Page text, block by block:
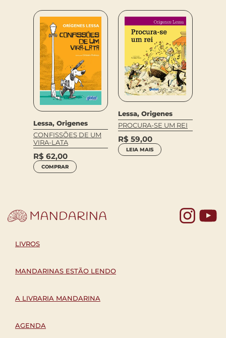
Lessa, Origenes
CONFISSÕES DE UM
VIRA-LATA
R$ 62,00
COMPRAR
Lessa, Origenes
PROCURA-SE UM REI
R$ 59,00
LEIA MAIS
LIVROS
MANDARINAS ESTÃO LENDO
A LIVRARIA MANDARINA
AGENDA